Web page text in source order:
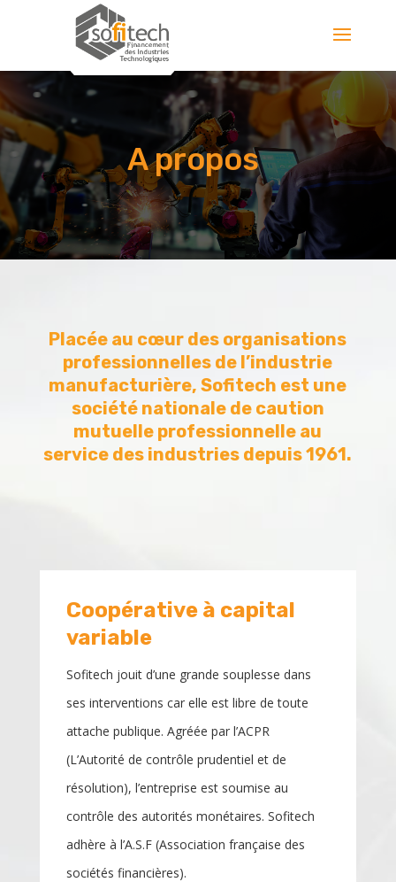
A propos
Placée au cœur des organisations
professionnelles de l’industrie
manufacturière, Sofitech est une
société nationale de caution
mutuelle professionnelle au
service des industries depuis 1961.
Coopérative à capital
variable
Sofitech jouit d’une grande souplesse dans
ses interventions car elle est libre de toute
attache publique. Agréée par l’ACPR
(L’Autorité de contrôle prudentiel et de
résolution), l’entreprise est soumise au
contrôle des autorités monétaires. Sofitech
adhère à l’A.S.F (Association française des
sociétés financières).